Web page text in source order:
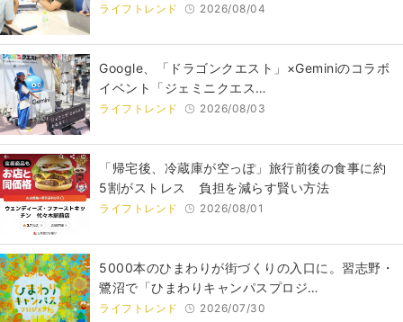
ライフトレンド 2026/08/04
Google、「ドラゴンクエスト」×Geminiのコラボ
イベント「ジェミニクエス…
ライフトレンド 2026/08/03
「帰宅後、冷蔵庫が空っぽ」旅行前後の食事に約
5割がストレス 負担を減らす賢い方法
ライフトレンド 2026/08/01
5000本のひまわりが街づくりの入口に。習志野・
鷺沼で「ひまわりキャンパスプロジ…
ライフトレンド 2026/07/30